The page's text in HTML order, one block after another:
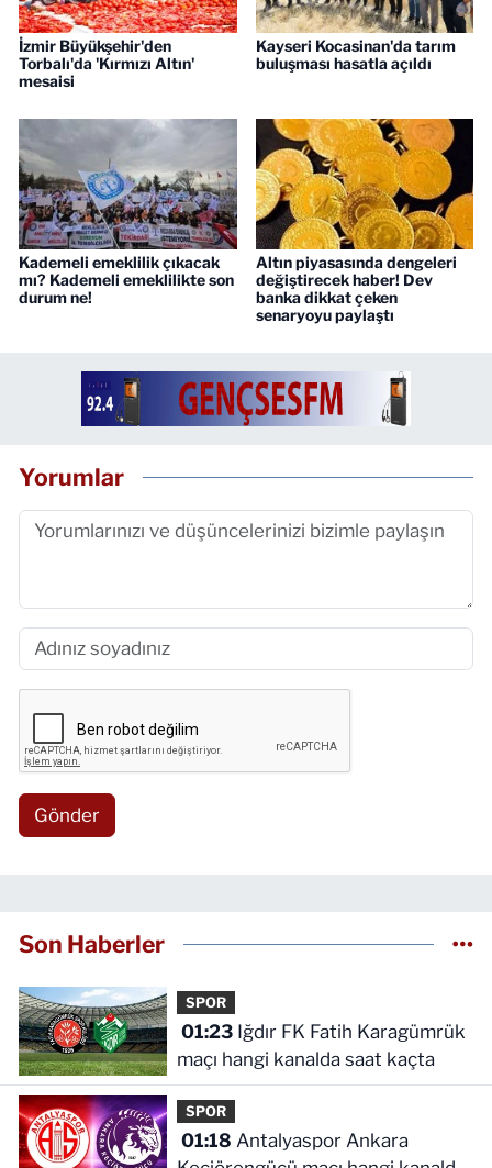
İzmir Büyükşehir'den
Torbalı'da 'Kırmızı Altın'
mesaisi
Kayseri Kocasinan'da tarım
buluşması hasatla açıldı
Kademeli emeklilik çıkacak
mı? Kademeli emeklilikte son
durum ne!
Altın piyasasında dengeleri
değiştirecek haber! Dev
banka dikkat çeken
senaryoyu paylaştı
Yorumlar
Gönder
Son Haberler
SPOR
01:23Iğdır FK Fatih Karagümrük
maçı hangi kanalda saat kaçta
SPOR
01:18